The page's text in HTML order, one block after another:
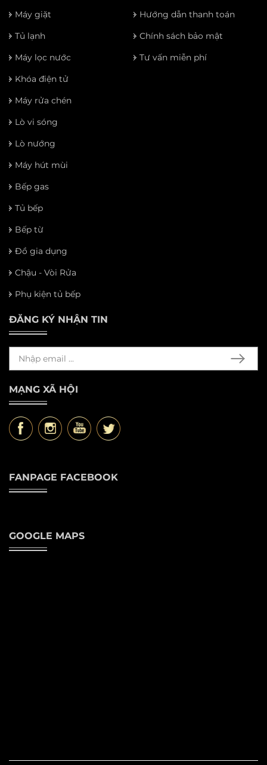
Máy giặt
Tủ lạnh
Máy lọc nước
Khóa điện tử
Máy rửa chén
Lò vi sóng
Lò nướng
Máy hút mùi
Bếp gas
Tủ bếp
Bếp từ
Đồ gia dụng
Chậu - Vòi Rửa
Phụ kiện tủ bếp
Hướng dẫn thanh toán
Chính sách bảo mật
Tư vấn miễn phí
ĐĂNG KÝ NHẬN TIN
MẠNG XÃ HỘI
FANPAGE FACEBOOK
GOOGLE MAPS